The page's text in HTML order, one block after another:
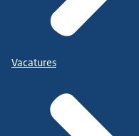
Vacatures